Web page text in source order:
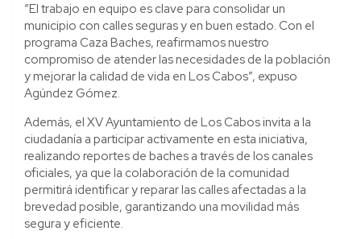
“El trabajo en equipo es clave para consolidar un
municipio con calles seguras y en buen estado. Con el
programa Caza Baches, reafirmamos nuestro
compromiso de atender las necesidades de la población
y mejorar la calidad de vida en Los Cabos”, expuso
Agúndez Gómez.
Además, el XV Ayuntamiento de Los Cabos invita a la
ciudadanía a participar activamente en esta iniciativa,
realizando reportes de baches a través de los canales
oficiales, ya que la colaboración de la comunidad
permitirá identificar y reparar las calles afectadas a la
brevedad posible, garantizando una movilidad más
segura y eficiente.